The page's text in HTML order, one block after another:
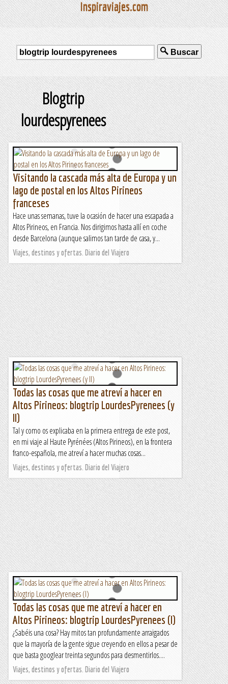
Inspiraviajes.com
Buscar
Blogtrip
lourdespyrenees
Visitando la cascada más alta de Europa y un
lago de postal en los Altos Pirineos
franceses
Hace unas semanas, tuve la ocasión de hacer una escapada a
Altos Pirineos, en Francia. Nos dirigimos hasta allí en coche
desde Barcelona (aunque salimos tan tarde de casa, y...
Viajes, destinos y ofertas. Diario del Viajero
Todas las cosas que me atreví a hacer en
Altos Pirineos: blogtrip LourdesPyrenees (y
II)
Tal y como os explicaba en la primera entrega de este post,
en mi viaje al Haute Pyrénées (Altos Pirineos), en la frontera
franco-española, me atreví a hacer muchas cosas...
Viajes, destinos y ofertas. Diario del Viajero
Todas las cosas que me atreví a hacer en
Altos Pirineos: blogtrip LourdesPyrenees (I)
¿Sabéis una cosa? Hay mitos tan profundamente arraigados
que la mayoría de la gente sigue creyendo en ellos a pesar de
que basta googlear treinta segundos para desmentirlos....
Viajes, destinos y ofertas. Diario del Viajero